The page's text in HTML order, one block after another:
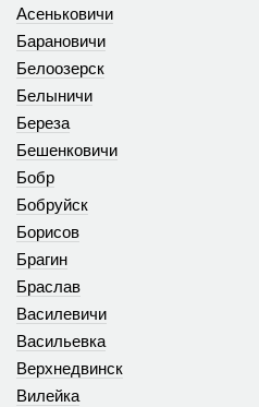
Асеньковичи
Барановичи
Белоозерск
Белыничи
Береза
Бешенковичи
Бобр
Бобруйск
Борисов
Брагин
Браслав
Василевичи
Васильевка
Верхнедвинск
Вилейка